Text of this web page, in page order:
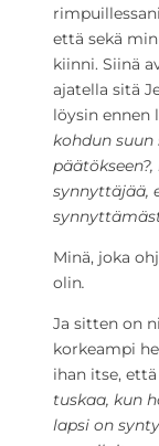
että sekä
kiinni. Siinä
ajatella sitä
löysin ennen
kohdun
synnyttäjää,
Minä, joka
olin.
Ja sitten on
korkeampi
ihan itse, että
tuskaa, kun
lapsi on